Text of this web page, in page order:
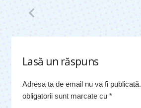
Lasă un răspuns
Adresa ta de email nu va fi publicată.
obligatorii sunt marcate cu *